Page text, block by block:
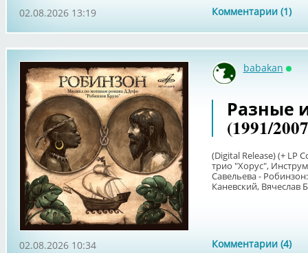
Комментарии (1)
02.08.2026 13:19
babakan
Разные
(1991/
(Digital Release) (+ LP
трио "Хорус",
Савельева -
Каневский, Вячеслав
Комментарии (4)
02.08.2026 10:34